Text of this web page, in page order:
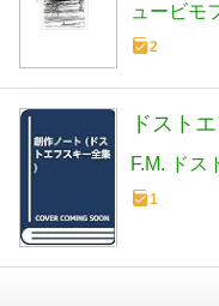
ュービモ
2
ドスト
F.M. ドス
1